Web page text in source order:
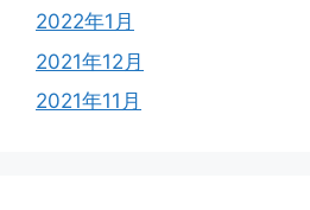
2022年1月
2021年12月
2021年11月